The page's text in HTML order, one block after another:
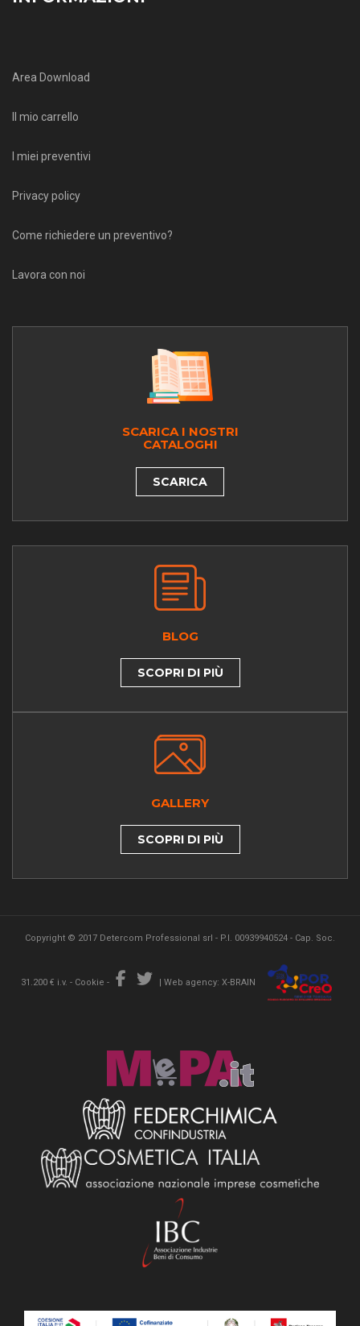
Area Download
Il mio carrello
I miei preventivi
Privacy policy
Come richiedere un preventivo?
Lavora con noi
SCARICA I NOSTRI
CATALOGHI
SCARICA
BLOG
SCOPRI DI PIÙ
GALLERY
SCOPRI DI PIÙ
Copyright © 2017 Detercom Professional srl - P.I. 00939940524 - Cap. Soc.
31.200 € i.v. - Cookie - | Web agency: X-BRAIN